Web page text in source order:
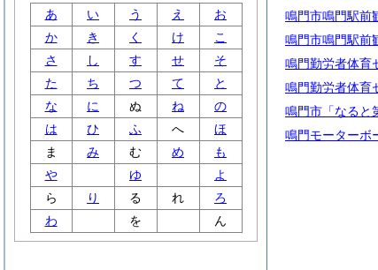
鳴門市鳴門駅前
鳴門市鳴門駅前
鳴門勤労者体育
鳴門勤労者体育
鳴門市「なると
鳴門モーターボ
あ
い う え
お
か
き く け
こ
さ
し す せ
そ
た
ち つ て
と
な
に ぬ ね
の
は
ひ ふ へ
ほ
ま
み む め
も
や
ゆ
よ
ら
り る れ
ろ
わ
を ん